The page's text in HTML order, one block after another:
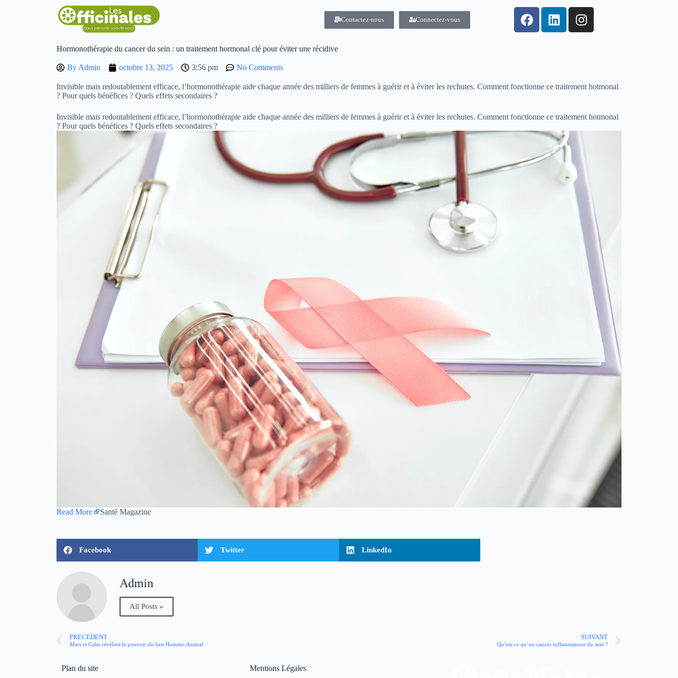
Contactez-nous Connectez-vous
Hormonothérapie du cancer du sein : un traitement hormonal clé pour éviter une récidive
By Admin octobre 13, 2025 3:56 pm No Comments
Invisible mais redoutablement efficace, l’hormonothérapie aide chaque année des milliers de femmes à guérir et à éviter les rechutes. Comment fonctionne ce traitement hotmonal
? Pour quels bénéfices ? Quels effets secondaires ?
Invisible mais redoutablement efficace, l’hormonothérapie aide chaque année des milliers de femmes à guérir et à éviter les rechutes. Comment fonctionne ce traitement hotmonal
? Pour quels bénéfices ? Quels effets secondaires ?
Read More Santé Magazine
Facebook Twitter LinkedIn
Admin
All Posts »
PRÉCÉDENT
Mars et Calm révèlent le pouvoir du lien Homme-Animal
SUIVANT
Qu’est-ce qu’un cancer inflammatoire du sein ?
Plan du site Mentions Légales